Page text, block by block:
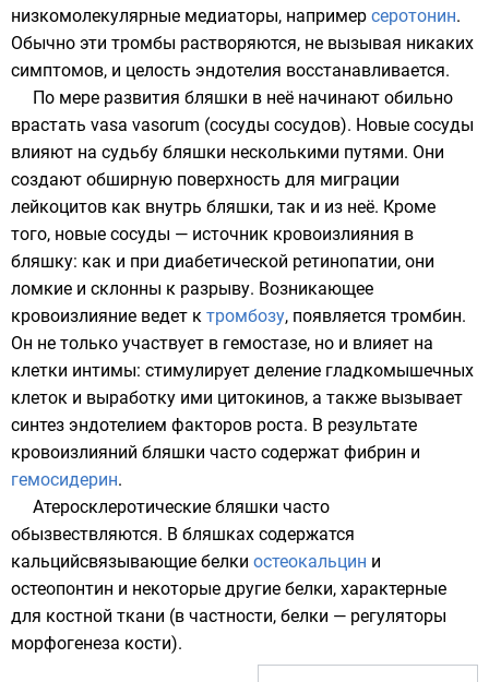
низкомолекулярные медиаторы, например серотонин.
Обычно эти тромбы растворяются, не вызывая никаких
симптомов, и целость эндотелия восстанавливается.
По мере развития бляшки в неё начинают обильно
врастать vasa vasorum (сосуды сосудов). Новые сосуды
влияют на судьбу бляшки несколькими путями. Они
создают обширную поверхность для миграции
лейкоцитов как внутрь бляшки, так и из неё. Кроме
того, новые сосуды — источник кровоизлияния в
бляшку: как и при диабетической ретинопатии, они
ломкие и склонны к разрыву. Возникающее
кровоизлияние ведет к тромбозу, появляется тромбин.
Он не только участвует в гемостазе, но и влияет на
клетки интимы: стимулирует деление гладкомышечных
клеток и выработку ими цитокинов, а также вызывает
синтез эндотелием факторов роста. В результате
кровоизлияний бляшки часто содержат фибрин и
гемосидерин.
Атеросклеротические бляшки часто
обызвествляются. В бляшках содержатся
кальцийсвязывающие белки остеокальцин и
остеопонтин и некоторые другие белки, характерные
для костной ткани (в частности, белки — регуляторы
морфогенеза кости).